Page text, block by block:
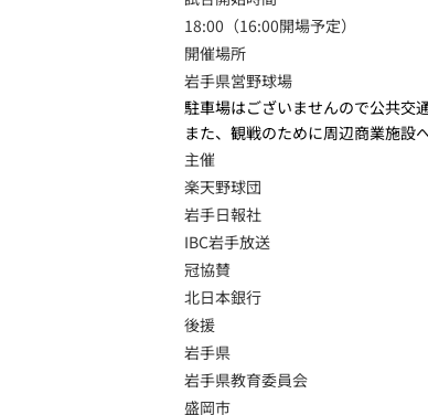
18:00（16:00開場予定）
開催場所
岩手県営野球場
駐車場はございませんので公共交
また、観戦のために周辺商業施設
主催
楽天野球団
岩手日報社
IBC岩手放送
冠協賛
北日本銀行
後援
岩手県
岩手県教育委員会
盛岡市